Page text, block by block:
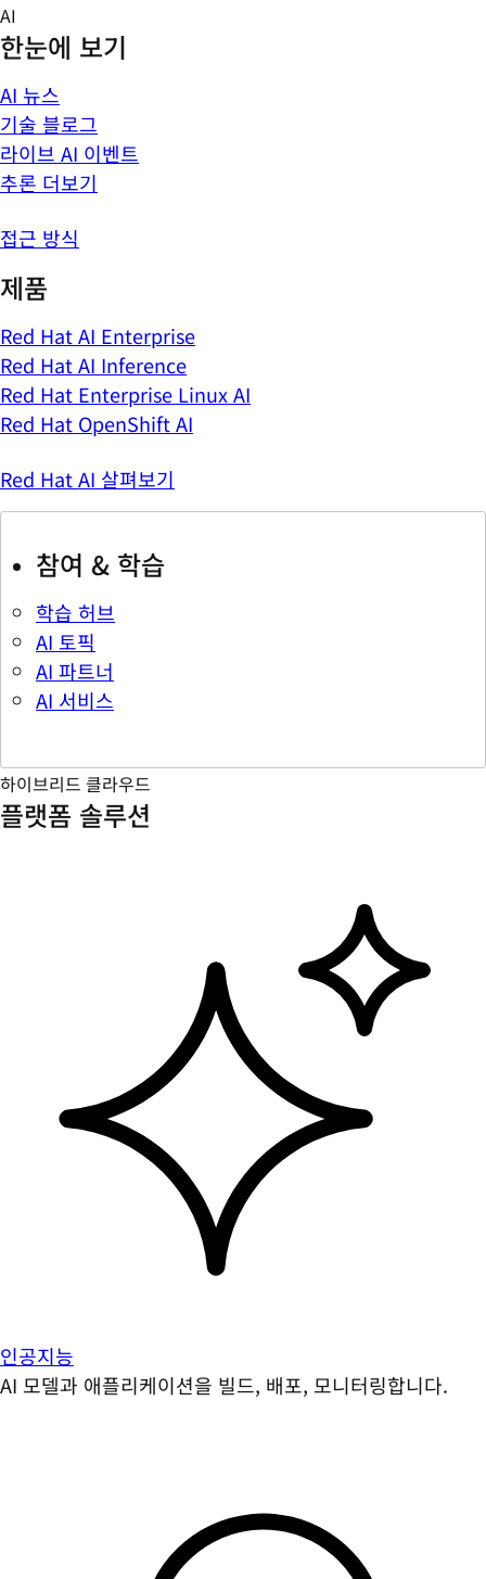
Skip
to
content
AI
한눈에 보기
AI 뉴스
기술 블로그
라이브 AI 이벤트
추론 더보기
접근 방식
제품
Red Hat AI Enterprise
Red Hat AI Inference
Red Hat Enterprise Linux AI
Red Hat OpenShift AI
Red Hat AI 살펴보기
참여 & 학습
학습 허브
AI 토픽
AI 파트너
AI 서비스
하이브리드 클라우드
플랫폼 솔루션
인공지능
AI 모델과 애플리케이션을 빌드, 배포, 모니터링합니다.